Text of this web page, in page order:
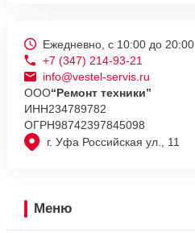
г. Уфа Российская ул., 11
Ежедневно, с 10:00 до 20:00
+7 (347) 214-93-21
info@vestel-servis.ru
ООО“Ремонт техники”
ИНН234789782
ОГРН98742397845098
Меню